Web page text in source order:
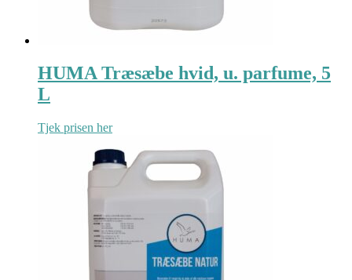
HUMA Træsæbe hvid, u. parfume, 5
L
Tjek prisen her